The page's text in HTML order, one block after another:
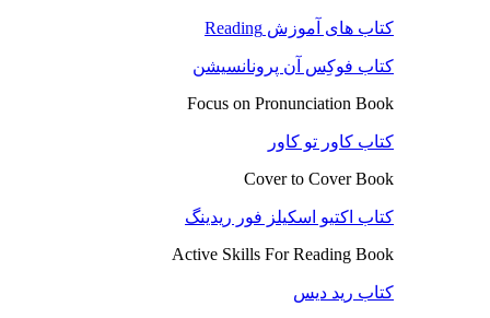
کتاب های آموزش Reading
کتاب فوکِس آن پرونانسیشن
Focus on Pronunciation Book
کتاب کاور تو کاور
Cover to Cover Book
کتاب اکتیو اسکیلز فور ریدینگ
Active Skills For Reading Book
کتاب رید دیس